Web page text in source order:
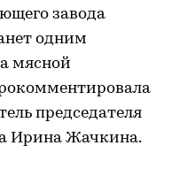
завода
одним
мясной
председателя
Ирина Жачкина.